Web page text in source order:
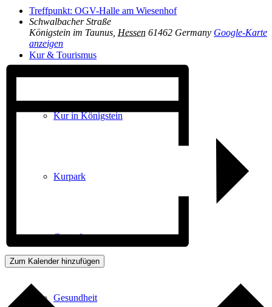
Kur & Tourismus
Kur in Königstein
Kurpark
Gastgeber
Gesundheit
Treffpunkt: OGV-Halle am Wiesenhof
Schwalbacher Straße
Königstein im Taunus Hessen 61462 Germany Google-Karte
anzeigen
Zum Kalender hinzufügen